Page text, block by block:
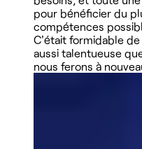
pour bénéficier du
compétences
C'était formidable
aussi talentueuse
nous ferons à